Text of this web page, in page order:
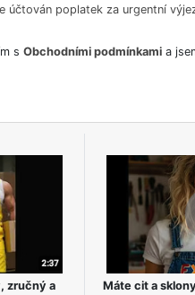
účtován poplatek za urgentní
s Obchodními podmínkamia
zručný a
Máte cit a